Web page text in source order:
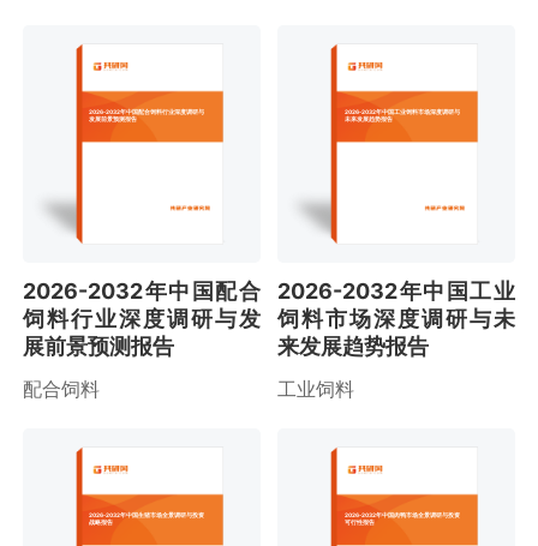
2026-2032年中国配合饲料行业深度调研与
发展前景预测报告
2026-2032年中国配合
饲料行业深度调研与发
展前景预测报告
配合饲料
2026-2032年中国工业饲料市场深度调研与
未来发展趋势报告
2026-2032年中国工业
饲料市场深度调研与未
来发展趋势报告
工业饲料
2026-2032年中国生猪市场全景调研与投资
战略报告
2026-2032年中国肉鸭市场全景调研与投资
可行性报告